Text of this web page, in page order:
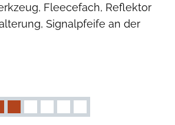
Fleecefach, Reflektor
Signalpfeife an der